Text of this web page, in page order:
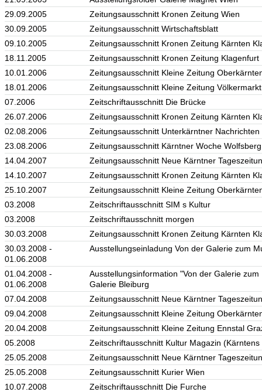
29.09.2005
Zeitungsausschnitt Kronen Zeitung Wien
30.09.2005
Zeitungsausschnitt Wirtschaftsblatt
09.10.2005
Zeitungsausschnitt Kronen Zeitung Kärnten
18.11.2005
Zeitungsausschnitt Kronen Zeitung Klagenfurt
10.01.2006
Zeitungsausschnitt Kleine Zeitung
18.01.2006
Zeitungsausschnitt Kleine Zeitung Völkermarkt
07.2006
Zeitschriftausschnitt Die Brücke
26.07.2006
Zeitungsausschnitt Kronen Zeitung Kärnten
02.08.2006
Zeitungsausschnitt Unterkärntner Nachrichten
23.08.2006
Zeitungsausschnitt Kärntner Woche
14.04.2007
Zeitungsausschnitt Neue Kärntner
14.10.2007
Zeitungsausschnitt Kronen Zeitung Kärnten
25.10.2007
Zeitungsausschnitt Kleine Zeitung
03.2008
Zeitschriftausschnitt SIM s Kultur
03.2008
Zeitschriftausschnitt morgen
30.03.2008
Zeitungsausschnitt Kronen Zeitung Kärnten
30.03.2008 -
01.06.2008
Ausstellungseinladung Von der Galerie zum
01.04.2008 -
01.06.2008
Ausstellungsinformation "Von der Galerie
Galerie Bleiburg
07.04.2008
Zeitungsausschnitt Neue Kärntner
09.04.2008
Zeitungsausschnitt Kleine Zeitung
20.04.2008
Zeitungsausschnitt Kleine Zeitung Ennstal
05.2008
Zeitschriftausschnitt Kultur Magazin
25.05.2008
Zeitungsausschnitt Neue Kärntner
25.05.2008
Zeitungsausschnitt Kurier Wien
10.07.2008
Zeitschriftausschnitt Die Furche